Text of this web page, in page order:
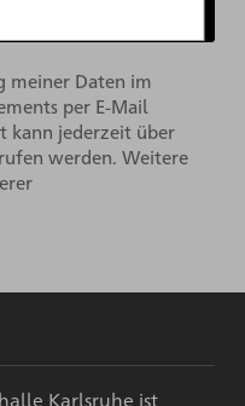
meiner Daten im
per E-Mail
kann jederzeit über
werden. Weitere
Karlsruhe ist